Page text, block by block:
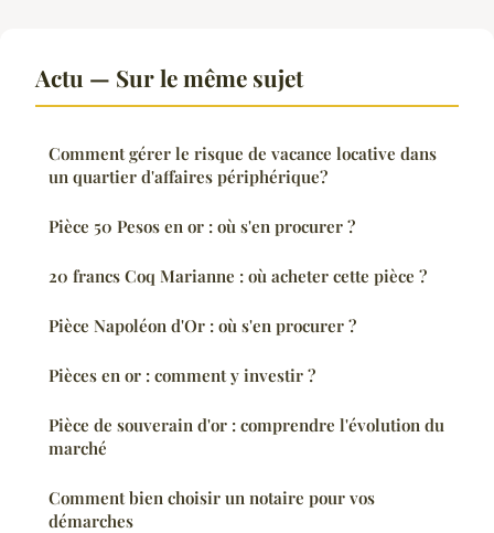
Actu — Sur le même sujet
Comment gérer le risque de vacance locative dans
un quartier d'affaires périphérique?
Pièce 50 Pesos en or : où s'en procurer ?
20 francs Coq Marianne : où acheter cette pièce ?
Pièce Napoléon d'Or : où s'en procurer ?
Pièces en or : comment y investir ?
Pièce de souverain d'or : comprendre l'évolution du
marché
Comment bien choisir un notaire pour vos
démarches